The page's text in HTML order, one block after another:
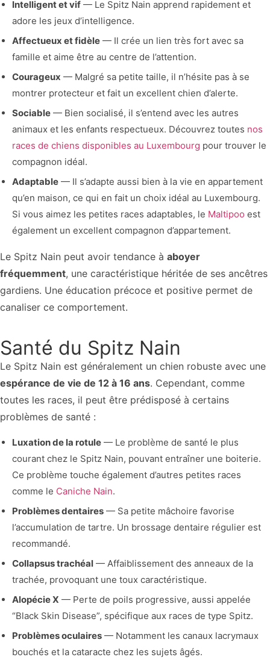
Intelligent et vif — Le Spitz Nain apprend rapidement et
adore les jeux d’intelligence.
Affectueux et fidèle — Il crée un lien très fort avec sa
famille et aime être au centre de l’attention.
Courageux — Malgré sa petite taille, il n’hésite pas à se
montrer protecteur et fait un excellent chien d’alerte.
Sociable — Bien socialisé, il s’entend avec les autres
animaux et les enfants respectueux. Découvrez toutes nos
races de chiens disponibles au Luxembourg pour trouver le
compagnon idéal.
Adaptable — Il s’adapte aussi bien à la vie en appartement
qu’en maison, ce qui en fait un choix idéal au Luxembourg.
Si vous aimez les petites races adaptables, le Maltipoo est
également un excellent compagnon d’appartement.
Le Spitz Nain peut avoir tendance à aboyer
fréquemment, une caractéristique héritée de ses ancêtres
gardiens. Une éducation précoce et positive permet de
canaliser ce comportement.
Santé du Spitz Nain
Le Spitz Nain est généralement un chien robuste avec une
espérance de vie de 12 à 16 ans. Cependant, comme
toutes les races, il peut être prédisposé à certains
problèmes de santé :
Luxation de la rotule — Le problème de santé le plus
courant chez le Spitz Nain, pouvant entraîner une boiterie.
Ce problème touche également d’autres petites races
comme le Caniche Nain.
Problèmes dentaires — Sa petite mâchoire favorise
l’accumulation de tartre. Un brossage dentaire régulier est
recommandé.
Collapsus trachéal — Affaiblissement des anneaux de la
trachée, provoquant une toux caractéristique.
Alopécie X — Perte de poils progressive, aussi appelée
“Black Skin Disease”, spécifique aux races de type Spitz.
Problèmes oculaires — Notamment les canaux lacrymaux
bouchés et la cataracte chez les sujets âgés.